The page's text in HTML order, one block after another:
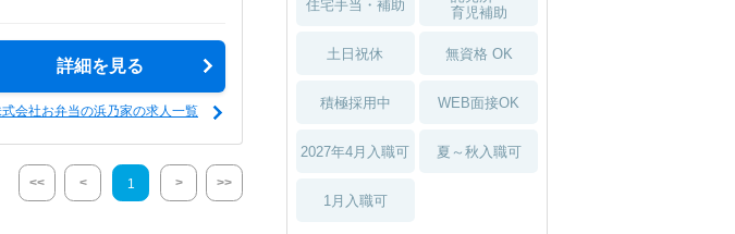
詳細を見る
会社お弁当の浜乃家の求人一覧
<< < 1 > >>
住宅手当・補助
育児補助
土日祝休 無資格 OK
積極採用中 WEB面接OK
2027年4月入職可 夏～秋入職可
1月入職可